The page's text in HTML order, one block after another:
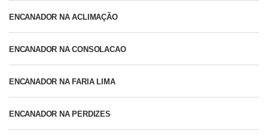
ENCANADOR NA ACLIMAÇÃO
ENCANADOR NA CONSOLACAO
ENCANADOR NA FARIA LIMA
ENCANADOR NA PERDIZES